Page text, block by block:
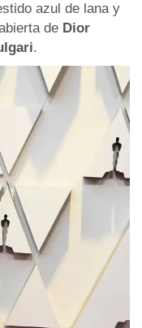
azul de lana y
de Dior
.